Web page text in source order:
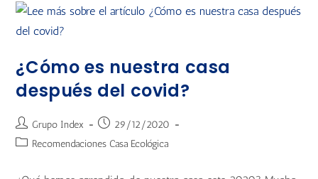
¿Cómo es nuestra casa
después del covid?
Grupo Index
29/12/2020
Recomendaciones Casa Ecológica